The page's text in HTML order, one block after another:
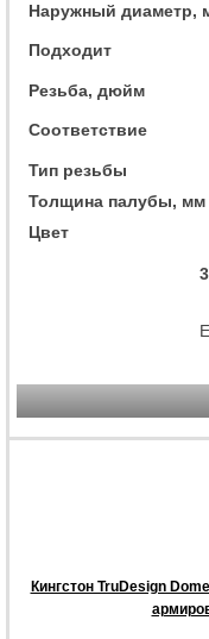
Наружный диаметр,
Подходит
Резьба, дюйм
Соответствие
Тип резьбы
Толщина палубы, мм
Цвет
Кингстон TruDesign